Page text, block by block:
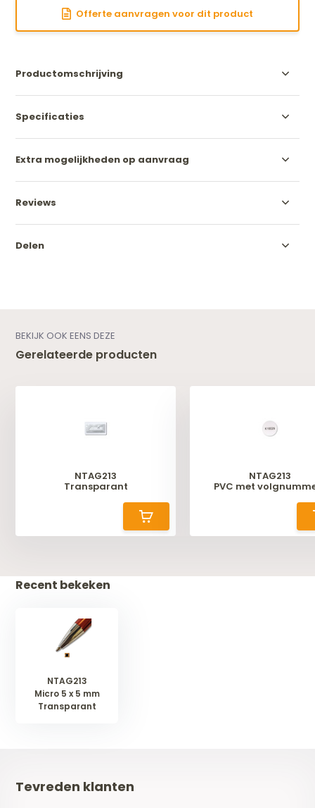
Offerte aanvragen voor dit product
Productomschrijving
Specificaties
Extra mogelijkheden op aanvraag
Reviews
Delen
BEKIJK OOK EENS DEZE
Gerelateerde producten
NTAG213
Transparant
NTAG213
PVC met
Recent bekeken
NTAG213
Micro 5 x 5 mm
Transparant
Tevreden klanten